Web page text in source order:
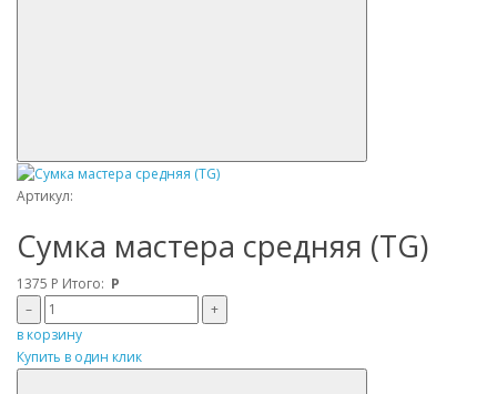
Артикул:
Сумка мастера средняя (TG)
1375 Р Итого: Р
–
+
в корзину
Купить в один клик